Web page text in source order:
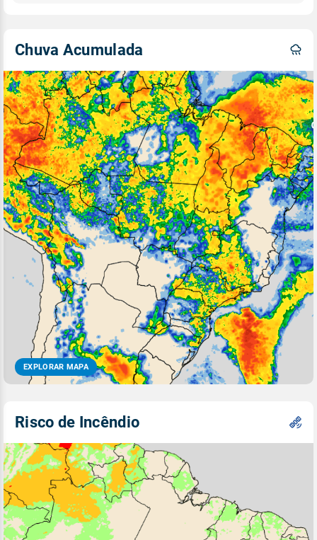
Chuva Acumulada
EXPLORAR MAPA
Risco de Incêndio